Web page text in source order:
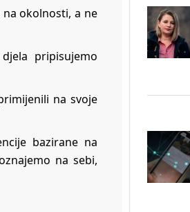
okolnosti, a ne
pripisujemo
na svoje
bazirane na
na sebi,